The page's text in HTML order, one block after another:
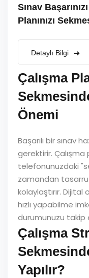
Sınav
Planınızı
Detaylı Bilgi
Çalışma
Önemi
Başarılı bir sınav
gerektirir. Çalışma
telefonunuzdaki
zamandan
kolaylaştırır.
hızlı yapabilme
durumunuzu takip
Çalışma
Yapılır?